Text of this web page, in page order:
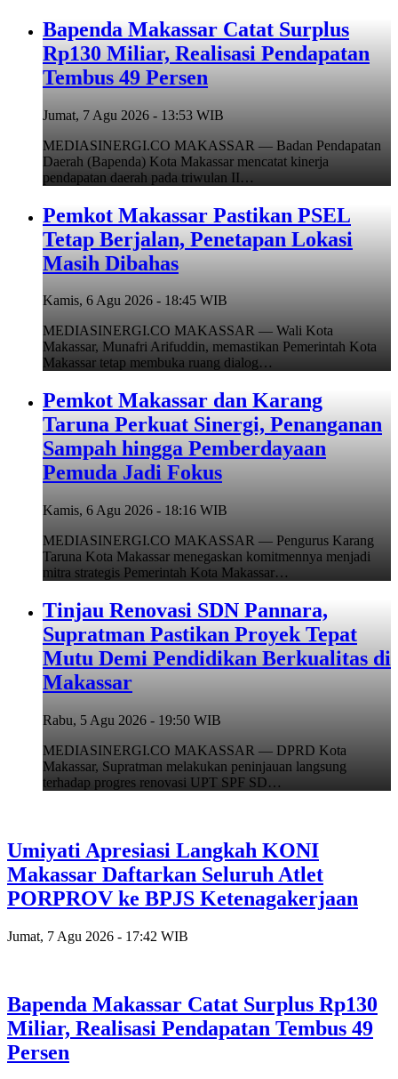
Bapenda Makassar Catat Surplus
Rp130 Miliar, Realisasi Pendapatan
Tembus 49 Persen
Jumat, 7 Agu 2026 - 13:53 WIB
MEDIASINERGI.CO MAKASSAR — Badan Pendapatan
Daerah (Bapenda) Kota Makassar mencatat kinerja
pendapatan daerah pada triwulan II…
Pemkot Makassar Pastikan PSEL
Tetap Berjalan, Penetapan Lokasi
Masih Dibahas
Kamis, 6 Agu 2026 - 18:45 WIB
MEDIASINERGI.CO MAKASSAR — Wali Kota
Makassar, Munafri Arifuddin, memastikan Pemerintah Kota
Makassar tetap membuka ruang dialog…
Pemkot Makassar dan Karang
Taruna Perkuat Sinergi, Penanganan
Sampah hingga Pemberdayaan
Pemuda Jadi Fokus
Kamis, 6 Agu 2026 - 18:16 WIB
MEDIASINERGI.CO MAKASSAR — Pengurus Karang
Taruna Kota Makassar menegaskan komitmennya menjadi
mitra strategis Pemerintah Kota Makassar…
Tinjau Renovasi SDN Pannara,
Supratman Pastikan Proyek Tepat
Mutu Demi Pendidikan Berkualitas di
Makassar
Rabu, 5 Agu 2026 - 19:50 WIB
MEDIASINERGI.CO MAKASSAR — DPRD Kota
Makassar, Supratman melakukan peninjauan langsung
terhadap progres renovasi UPT SPF SD…
Umiyati Apresiasi Langkah KONI
Makassar Daftarkan Seluruh Atlet
PORPROV ke BPJS Ketenagakerjaan
Jumat, 7 Agu 2026 - 17:42 WIB
Bapenda Makassar Catat Surplus Rp130
Miliar, Realisasi Pendapatan Tembus 49
Persen